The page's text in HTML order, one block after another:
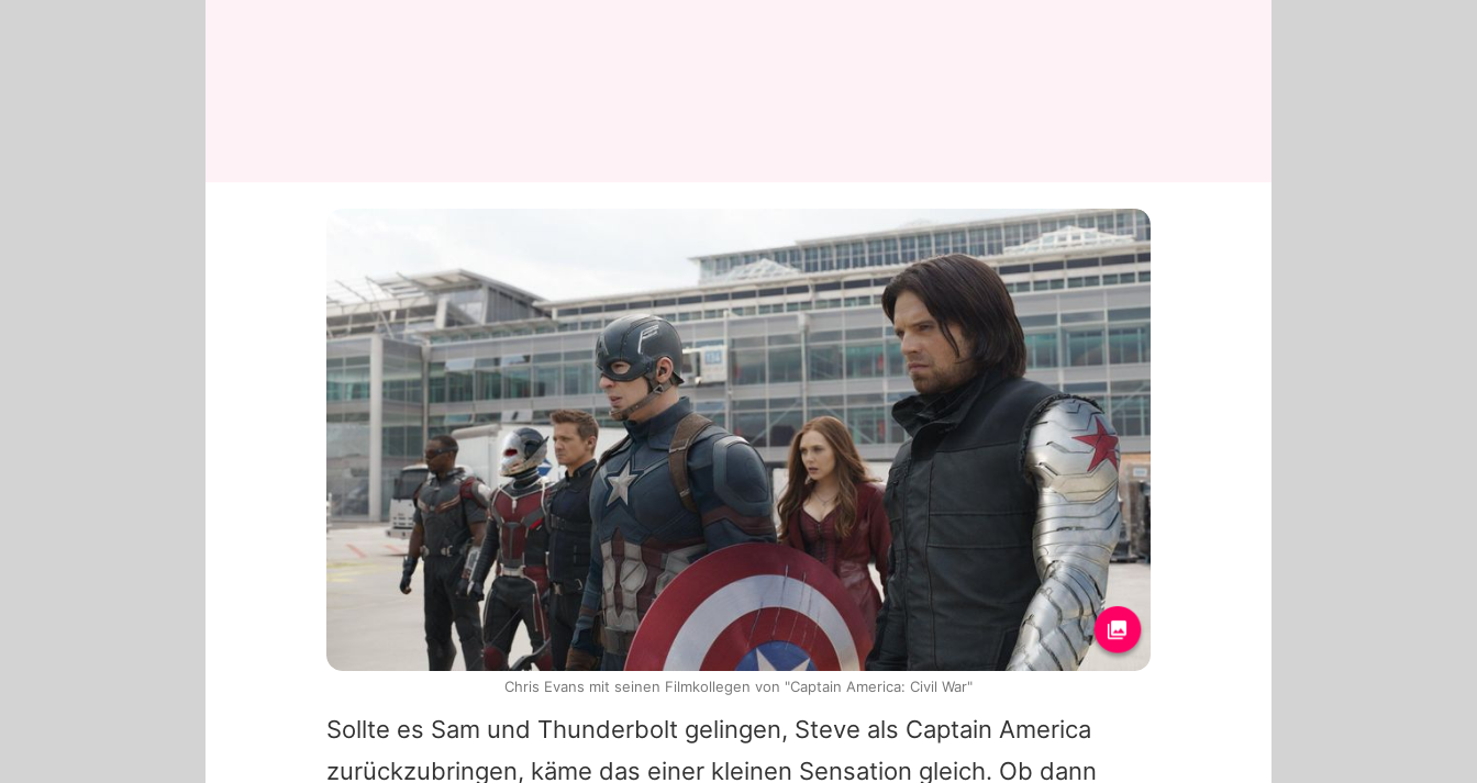
Sollte es Sam und Thunderbolt gelingen, Steve als Captain America
zurückzubringen, käme das einer kleinen Sensation gleich. Ob dann
Chris Evans mit seinen Filmkollegen von "Captain America: Civil War"